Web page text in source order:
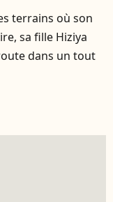
terrains où son
sa fille Hiziya
dans un tout